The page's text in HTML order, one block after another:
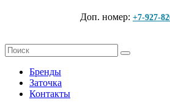
Доп. номер: +7-927-
Бренды
Заточка
Контакты